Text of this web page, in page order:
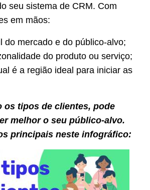
seu sistema de CRM. Com
em mãos:
do mercado e do público-alvo;
do produto ou serviço;
é a região ideal para iniciar as
os tipos de clientes, pode
melhor o seu público-alvo.
principais neste infográfico: